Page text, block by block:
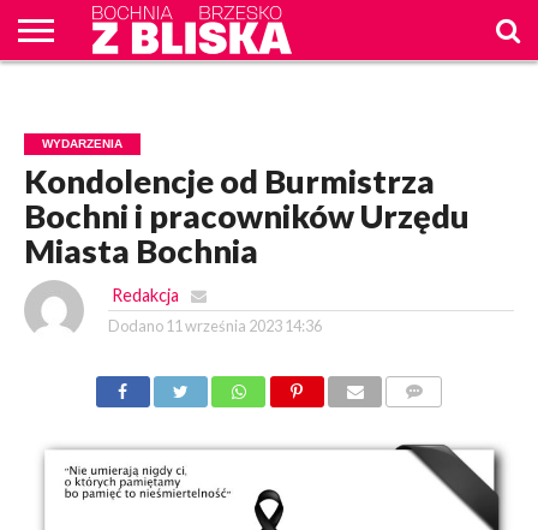
WYDARZENIA
Kondolencje od Burmistrza
Bochni i pracowników Urzędu
Miasta Bochnia
Redakcja
Dodano 11 września 2023 14:36